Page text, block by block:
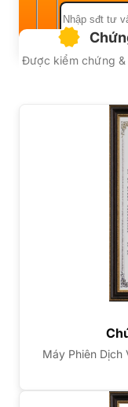
Được kiểm chứng
Máy Phiên Dịch